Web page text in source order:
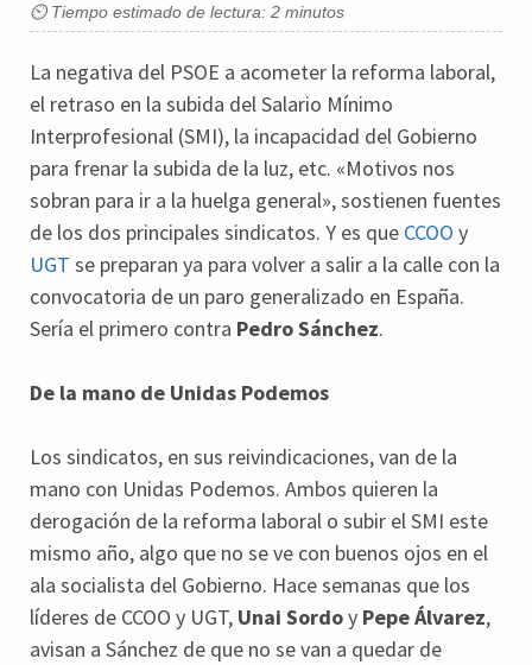
⏲ Tiempo estimado de lectura: 2 minutos
La negativa del PSOE a acometer la reforma laboral,
el retraso en la subida del Salario Mínimo
Interprofesional (SMI), la incapacidad del Gobierno
para frenar la subida de la luz, etc. «Motivos nos
sobran para ir a la huelga general», sostienen fuentes
de los dos principales sindicatos. Y es que CCOO y
UGT se preparan ya para volver a salir a la calle con la
convocatoria de un paro generalizado en España.
Sería el primero contra Pedro Sánchez.
De la mano de Unidas Podemos
Los sindicatos, en sus reivindicaciones, van de la
mano con Unidas Podemos. Ambos quieren la
derogación de la reforma laboral o subir el SMI este
mismo año, algo que no se ve con buenos ojos en el
ala socialista del Gobierno. Hace semanas que los
líderes de CCOO y UGT, Unai Sordoy Pepe Álvarez,
avisan a Sánchez de que no se van a quedar de